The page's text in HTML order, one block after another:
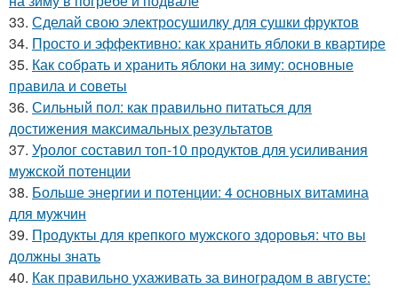
33. Сделай свою электросушилку для сушки фруктов
34. Просто и эффективно: как хранить яблоки в квартире
35. Как собрать и хранить яблоки на зиму: основные
правила и советы
36. Сильный пол: как правильно питаться для
достижения максимальных результатов
37. Уролог составил топ-10 продуктов для усиливания
мужской потенции
38. Больше энергии и потенции: 4 основных витамина
для мужчин
39. Продукты для крепкого мужского здоровья: что вы
должны знать
40. Как правильно ухаживать за виноградом в августе: